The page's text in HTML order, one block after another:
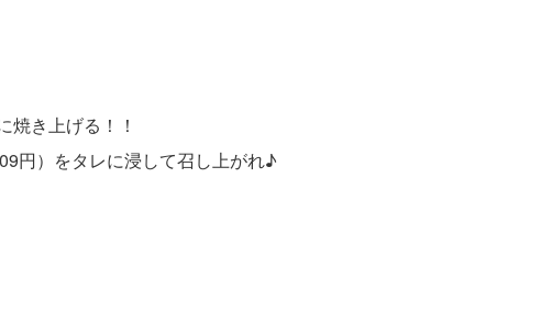
き上げる！！
円）をタレに浸して召し上がれ♪